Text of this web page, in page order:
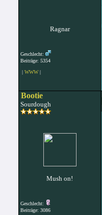
Ragnar
Geschlecht:
Beiträge: 5354
| WWW|
Bootie
Sourdough
Mush on!
Geschlecht:
Beiträge: 3086